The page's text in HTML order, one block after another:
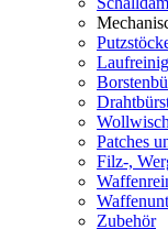
Patches
Filz-,
Zubehör